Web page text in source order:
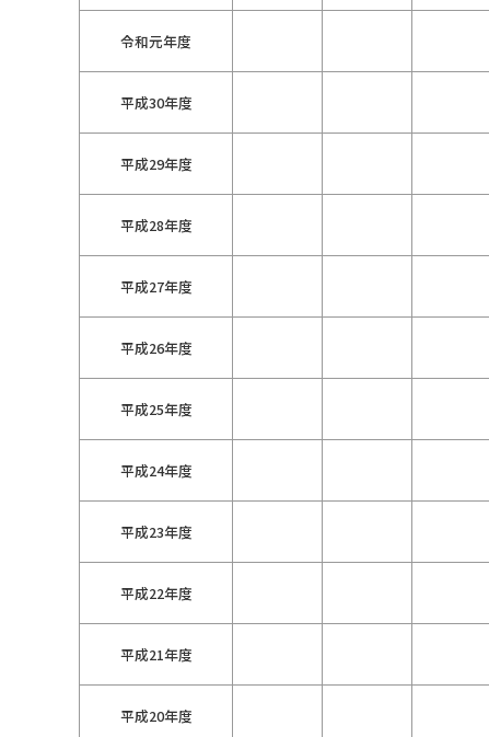
令和元年度
平成30年度
平成29年度
平成28年度
平成27年度
平成26年度
平成25年度
平成24年度
平成23年度
平成22年度
平成21年度
平成20年度